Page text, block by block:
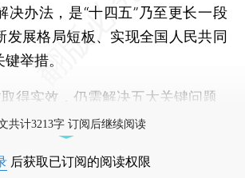
决办法，是“十四五”乃至更长一段
发展格局短板、实现全国人民共同
举措。
得实效，仍需解决五大关键问题
共计3213字 订阅后继续阅读
后获取已订阅的阅读权限